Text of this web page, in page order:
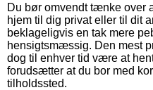
Du bør omvendt tænke over
hjem til dig privat eller til dit
beklageligvis en tak mere
hensigtsmæssig. Den mest
dog til enhver tid være at
forudsætter at du bor med
tilholdssted.